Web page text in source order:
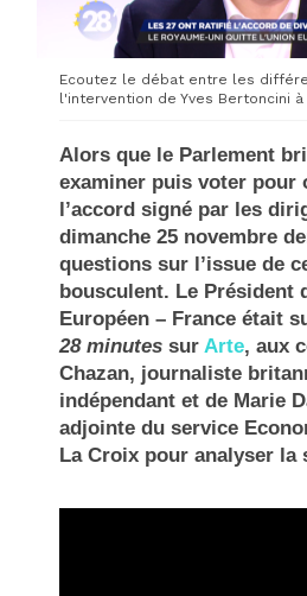
Ecoutez le débat entre les
l'intervention de Yves Bertoncini à
Alors que le Parlement
examiner puis voter pour
l’accord signé par les
dimanche 25 novembre
questions sur l’issue de
bousculent. Le Président
Européen – France était
28 minutes surArte, aux
Chazan, journaliste
indépendant et de Marie
adjointe du service
La Croix pour analyser la